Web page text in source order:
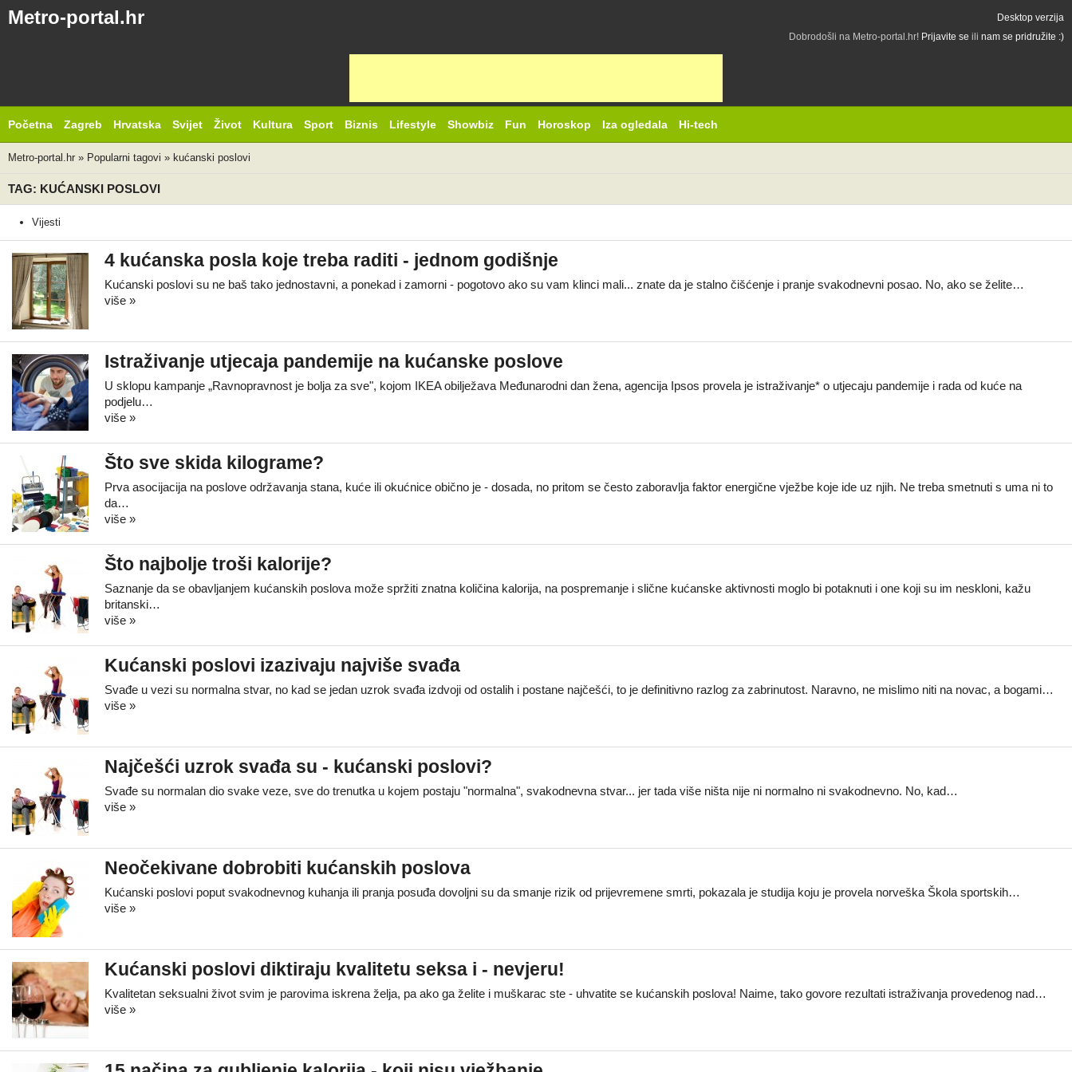
Metro-portal.hr
Desktop verzija
Dobrodošli na Metro-portal.hr! Prijavite se ili nam se pridružite :)
Početna Zagreb Hrvatska Svijet Život Kultura Sport Biznis Lifestyle Showbiz Fun Horoskop Iza ogledala Hi-tech
Metro-portal.hr » Popularni tagovi » kućanski poslovi
TAG: KUĆANSKI POSLOVI
Vijesti
4 kućanska posla koje treba raditi - jednom godišnje
Kućanski poslovi su ne baš tako jednostavni, a ponekad i zamorni - pogotovo ako su vam klinci mali... znate da je stalno čišćenje i pranje svakodnevni posao. No, ako se želite…
više »
Istraživanje utjecaja pandemije na kućanske poslove
U sklopu kampanje „Ravnopravnost je bolja za sve", kojom IKEA obilježava Međunarodni dan žena, agencija Ipsos provela je istraživanje* o utjecaju pandemije i rada od kuće na
podjelu…
više »
Što sve skida kilograme?
Prva asocijacija na poslove održavanja stana, kuće ili okućnice obično je - dosada, no pritom se često zaboravlja faktor energične vježbe koje ide uz njih. Ne treba smetnuti s uma ni to
da…
više »
Što najbolje troši kalorije?
Saznanje da se obavljanjem kućanskih poslova može spržiti znatna količina kalorija, na pospremanje i slične kućanske aktivnosti moglo bi potaknuti i one koji su im neskloni, kažu
britanski…
više »
Kućanski poslovi izazivaju najviše svađa
Svađe u vezi su normalna stvar, no kad se jedan uzrok svađa izdvoji od ostalih i postane najčešći, to je definitivno razlog za zabrinutost. Naravno, ne mislimo niti na novac, a bogami…
više »
Najčešći uzrok svađa su - kućanski poslovi?
Svađe su normalan dio svake veze, sve do trenutka u kojem postaju "normalna", svakodnevna stvar... jer tada više ništa nije ni normalno ni svakodnevno. No, kad…
više »
Neočekivane dobrobiti kućanskih poslova
Kućanski poslovi poput svakodnevnog kuhanja ili pranja posuđa dovoljni su da smanje rizik od prijevremene smrti, pokazala je studija koju je provela norveška Škola sportskih…
više »
Kućanski poslovi diktiraju kvalitetu seksa i - nevjeru!
Kvalitetan seksualni život svim je parovima iskrena želja, pa ako ga želite i muškarac ste - uhvatite se kućanskih poslova! Naime, tako govore rezultati istraživanja provedenog nad…
više »